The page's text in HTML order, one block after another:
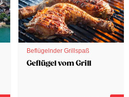
Beflügelnder Grillspaß
Geflügel vom Grill